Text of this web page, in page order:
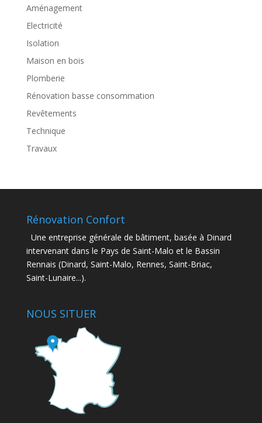
Aménagement
Electricité
Isolation
Maison en bois
Plomberie
Rénovation basse consommation
Revêtements
Technique
Travaux
Rénovation Confort
Une entreprise générale de bâtiment, basée à Dinard
intervenant dans le Pays de Saint-Malo et le Bassin
Rennais (Dinard, Saint-Malo, Rennes, Saint-Briac,
Saint-Lunaire...).
NOUS SITUER